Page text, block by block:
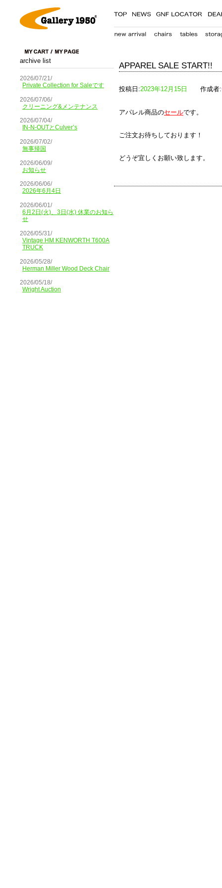
archive list
2026/07/21/
Private Collection for Saleです
2026/07/06/
クリーニング&メンテナンス
2026/07/04/
IN-N-OUTとCulver’s
2026/07/02/
無事帰国
2026/06/09/
お知らせ
2026/06/06/
2026年6月4日
2026/06/01/
6月2日(火)、3日(水) 休業のお知ら
せ
2026/05/31/
Vintage HM KENWORTH T600A
TRUCK
2026/05/28/
Herman Miller Wood Deck Chair
2026/05/18/
Wright Auction
APPAREL SALE START!!
投稿日:2023年12月15日 作成者:
アパレル商品のセールです。
ご注文お待ちしております！
どうぞ宜しくお願い致します。